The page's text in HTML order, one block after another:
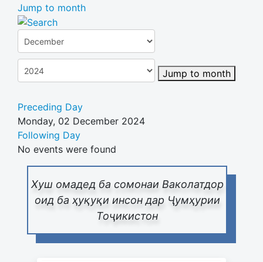
Хуш омадед ба сомонаи Ваколатдор
оид ба ҳуқуқи инсон дар Ҷумҳурии
Тоҷикистон
Jump to month
Jump to month
Preceding Day
Monday, 02 December 2024
Following Day
No events were found